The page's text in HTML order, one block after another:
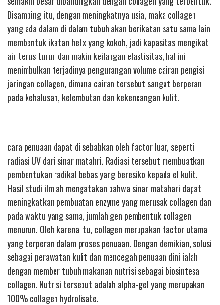
Disamping itu, dengan meningkatnya usia, maka collagen
yang ada dalam di dalam tubuh akan berikatan satu sama lain
membentuk ikatan helix yang kokoh, jadi kapasitas mengikat
air terus turun dan makin keilangan elastisitas, hal ini
menimbulkan terjadinya pengurangan volume cairan pengisi
jaringan collagen, dimana cairan tersebut sangat berperan
pada kehalusan, kelembutan dan kekencangan kulit.
cara penuaan dapat di sebabkan oleh factor luar, seperti
radiasi UV dari sinar matahri. Radiasi tersebut membuatkan
pembentukan radikal bebas yang beresiko kepada el kulit.
Hasil studi ilmiah mengatakan bahwa sinar matahari dapat
meningkatkan pembuatan enzyme yang merusak collagen dan
pada waktu yang sama, jumlah gen pembentuk collagen
menurun. Oleh karena itu, collagen merupakan factor utama
yang berperan dalam proses penuaan. Dengan demikian, solusi
sebagai perawatan kulit dan mencegah penuaan dini ialah
dengan member tubuh makanan nutrisi sebagai biosintesa
collagen. Nutrisi tersebut adalah alpha-gel yang merupakan
100% collagen hydrolisate.